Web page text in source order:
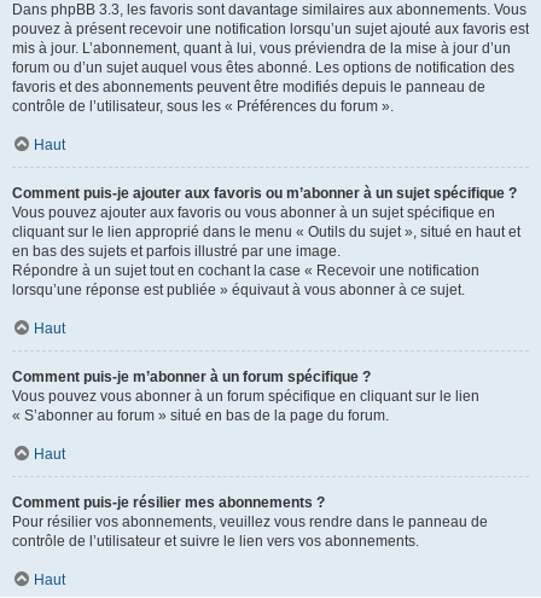
Dans phpBB 3.3, les favoris sont davantage similaires aux abonnements. Vous
pouvez à présent recevoir une notification lorsqu’un sujet ajouté aux favoris est
mis à jour. L’abonnement, quant à lui, vous préviendra de la mise à jour d’un
forum ou d’un sujet auquel vous êtes abonné. Les options de notification des
favoris et des abonnements peuvent être modifiés depuis le panneau de
contrôle de l’utilisateur, sous les « Préférences du forum ».
Haut
Comment puis-je ajouter aux favoris ou m’abonner à un sujet spécifique ?
Vous pouvez ajouter aux favoris ou vous abonner à un sujet spécifique en
cliquant sur le lien approprié dans le menu « Outils du sujet », situé en haut et
en bas des sujets et parfois illustré par une image.
Répondre à un sujet tout en cochant la case « Recevoir une notification
lorsqu’une réponse est publiée » équivaut à vous abonner à ce sujet.
Haut
Comment puis-je m’abonner à un forum spécifique ?
Vous pouvez vous abonner à un forum spécifique en cliquant sur le lien
« S’abonner au forum » situé en bas de la page du forum.
Haut
Comment puis-je résilier mes abonnements ?
Pour résilier vos abonnements, veuillez vous rendre dans le panneau de
contrôle de l’utilisateur et suivre le lien vers vos abonnements.
Haut